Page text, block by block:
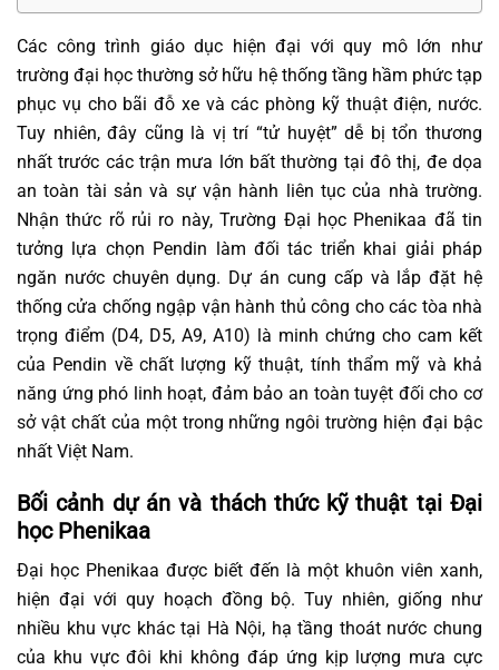
Các công trình giáo dục hiện đại với quy mô lớn như
trường đại học thường sở hữu hệ thống tầng hầm phức tạp
phục vụ cho bãi đỗ xe và các phòng kỹ thuật điện, nước.
Tuy nhiên, đây cũng là vị trí “tử huyệt” dễ bị tổn thương
nhất trước các trận mưa lớn bất thường tại đô thị, đe dọa
an toàn tài sản và sự vận hành liên tục của nhà trường.
Nhận thức rõ rủi ro này, Trường Đại học Phenikaa đã tin
tưởng lựa chọn Pendin làm đối tác triển khai giải pháp
ngăn nước chuyên dụng. Dự án cung cấp và lắp đặt hệ
thống cửa chống ngập vận hành thủ công cho các tòa nhà
trọng điểm (D4, D5, A9, A10) là minh chứng cho cam kết
của Pendin về chất lượng kỹ thuật, tính thẩm mỹ và khả
năng ứng phó linh hoạt, đảm bảo an toàn tuyệt đối cho cơ
sở vật chất của một trong những ngôi trường hiện đại bậc
nhất Việt Nam.
Bối cảnh dự án và thách thức kỹ thuật tại Đại
học Phenikaa
Đại học Phenikaa được biết đến là một khuôn viên xanh,
hiện đại với quy hoạch đồng bộ. Tuy nhiên, giống như
nhiều khu vực khác tại Hà Nội, hạ tầng thoát nước chung
của khu vực đôi khi không đáp ứng kịp lượng mưa cực